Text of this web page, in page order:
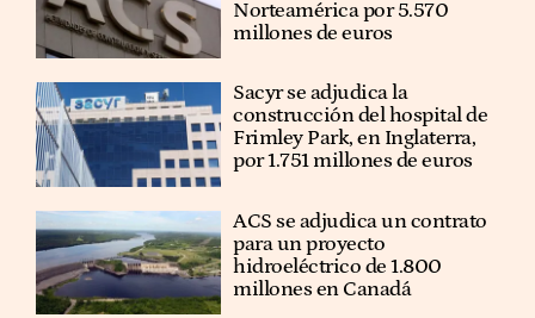
Norteamérica por 5.570
millones de euros
Sacyr se adjudica la
construcción del hospital de
Frimley Park, en Inglaterra,
por 1.751 millones de euros
ACS se adjudica un contrato
para un proyecto
hidroeléctrico de 1.800
millones en Canadá